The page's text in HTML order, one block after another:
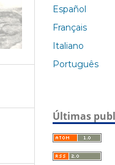
Español
Français
Italiano
Português
Últimas